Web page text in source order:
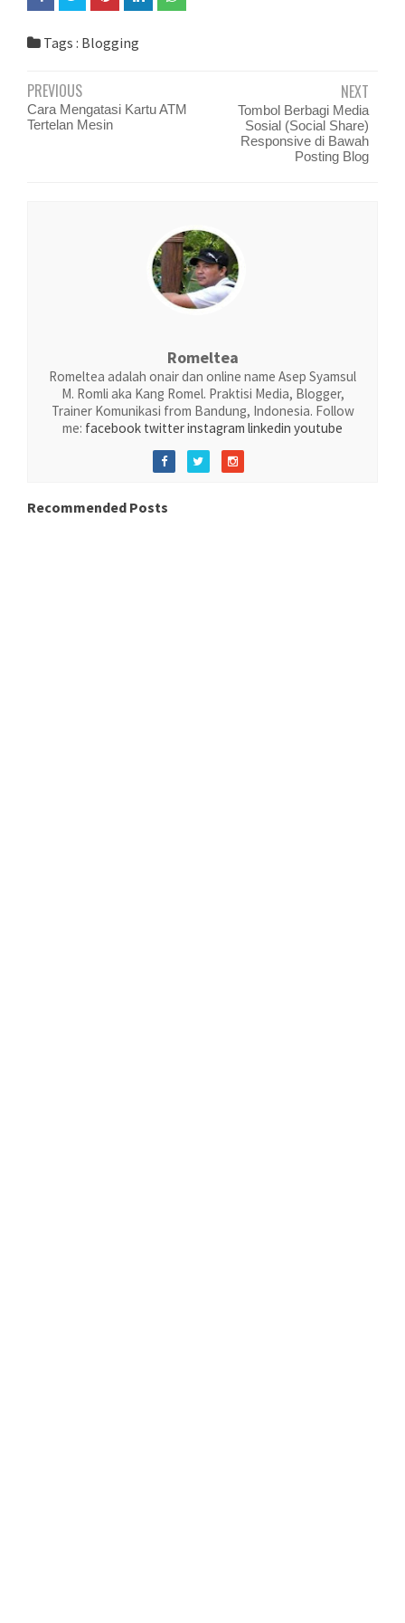
Tags : Blogging
PREVIOUS
Cara Mengatasi Kartu ATM
Tertelan Mesin
NEXT
Tombol Berbagi Media
Sosial (Social Share)
Responsive di Bawah
Posting Blog
Romeltea
Romeltea adalah onair dan online name Asep Syamsul
M. Romli aka Kang Romel. Praktisi Media, Blogger,
Trainer Komunikasi from Bandung, Indonesia. Follow
me: facebook twitterinstagram linkedin youtube
Recommended Posts